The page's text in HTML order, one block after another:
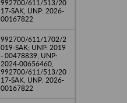
992700/611/513/20
17-SAK, UNP: 2026-
00167822
992700/611/1702/2
019-SAK; UNP: 2019
- 00478839, UNP:
2024-00656460,
992700/611/513/20
17-SAK, UNP: 2026-
00167822